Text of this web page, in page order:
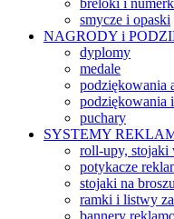
breloki i
smycze i opaski
NAGRODY i
dyplomy
medale
podziękowania
podziękowania
puchary
SYSTEMY
roll-upy, stojaki
potykacze
stojaki na
ramki i listwy
bannery